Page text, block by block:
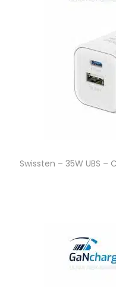
Swissten – 35W UBS –